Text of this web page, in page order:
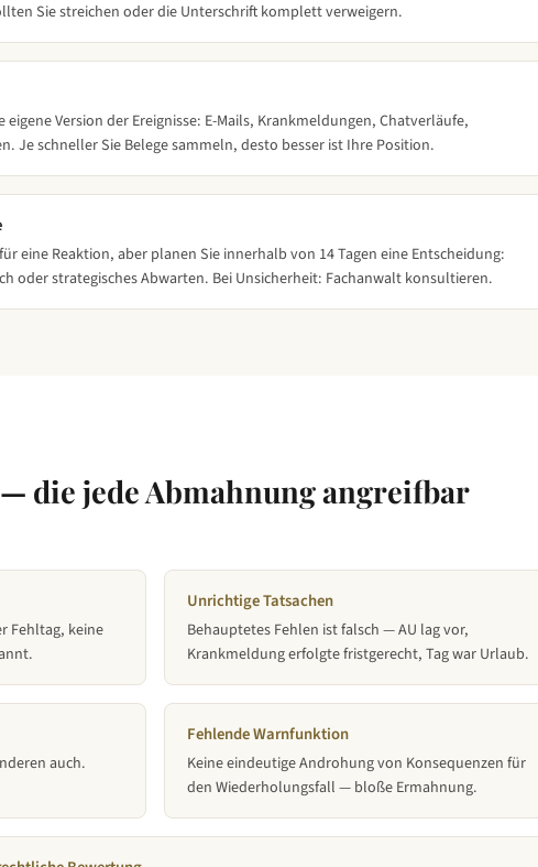
dieser Abmahnung.
Sie streichen oder die Unterschrift komplett verweigern.
Version der Ereignisse: E-Mails, Krankmeldungen, Chatverläufe,
Je schneller Sie Belege sammeln, desto besser ist Ihre Position.
eine Reaktion, aber planen Sie innerhalb von 14 Tagen eine Entscheidung:
oder strategisches Abwarten. Bei Unsicherheit: Fachanwalt konsultieren.
die jede Abmahnung angreifbar
Fehltag, keine
Unrichtige Tatsachen
Behauptetes Fehlen ist falsch — AU lag vor,
Krankmeldung erfolgte fristgerecht, Tag war Urlaub.
auch.
Fehlende Warnfunktion
Keine eindeutige Androhung von Konsequenzen für
den Wiederholungsfall — bloße Ermahnung.